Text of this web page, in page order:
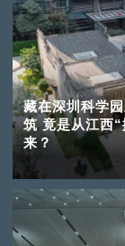
藏在深圳科学
筑 竟是从江西
来？